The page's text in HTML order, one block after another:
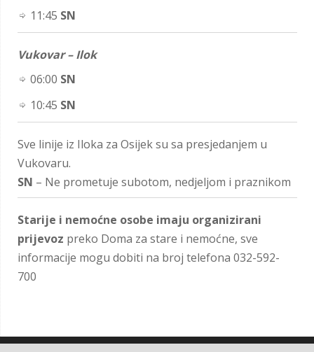
11:45 SN
Vukovar – Ilok
06:00 SN
10:45 SN
Sve linije iz Iloka za Osijek su sa presjedanjem u
Vukovaru.
SN – Ne prometuje subotom, nedjeljom i praznikom
Starije i nemoćne osobe imaju organizirani
prijevoz preko Doma za stare i nemoćne, sve
informacije mogu dobiti na broj telefona 032-592-
700